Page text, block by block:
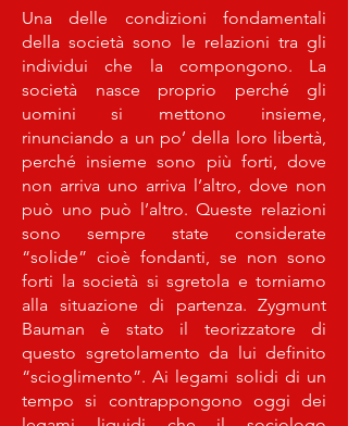
Una delle condizioni fondamentali
della società sono le relazioni tra gli
individui che la compongono. La
società nasce proprio perché gli
uomini si mettono insieme,
rinunciando a un po’ della loro libertà,
perché insieme sono più forti, dove
non arriva uno arriva l’altro, dove non
può uno può l’altro. Queste relazioni
sono sempre state considerate
“solide” cioè fondanti, se non sono
forti la società si sgretola e torniamo
alla situazione di partenza. Zygmunt
Bauman è stato il teorizzatore di
questo sgretolamento da lui definito
“scioglimento”. Ai legami solidi di un
tempo si contrappongono oggi dei